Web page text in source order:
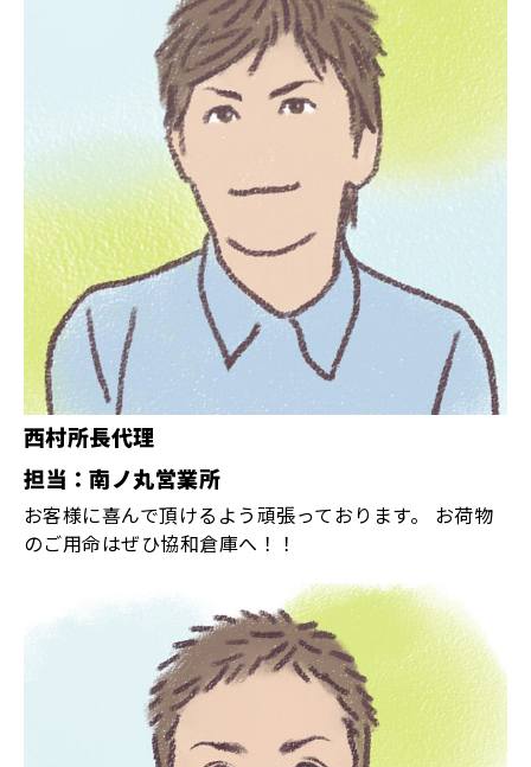
西村所長代理
担当：南ノ丸営業所
お客様に喜んで頂けるよう頑張っております。 お荷物
のご用命はぜひ協和倉庫へ！！